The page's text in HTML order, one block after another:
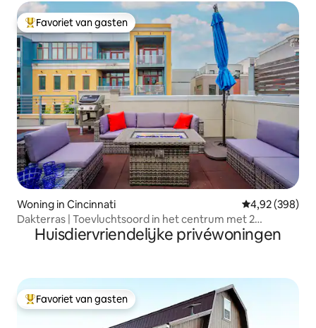
Topfavoriet van gasten
Favoriet van gasten
Woning in Cincinnati Gemiddelde
4,92 (398)
Dakterras | Toevluchtsoord in het centrum met 2
slaapkamers en op loopafstand
Huisdiervriendelijke privéwoningen
Topfavoriet van gasten
Favoriet van gasten